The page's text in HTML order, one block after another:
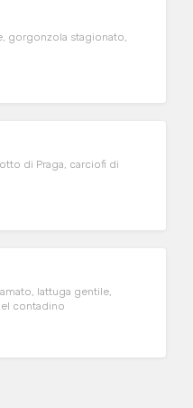
gorgonzola stagionato,
di Praga, carciofi di
lattuga gentile,
contadino